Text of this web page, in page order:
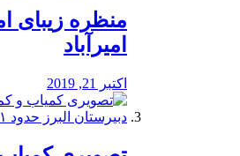
منظره‌‌ زیبای
امیرآباد
اکتبر 21, 2019